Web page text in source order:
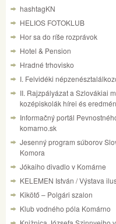
hashtagKN
HELIOS FOTOKLUB
Hor sa do ríše rozprávok
Hotel & Pension
Hradné trhovisko
I. Felvidéki
II. Rajzpályázat a Szlovákiai
kozépiskolák hírei és
Informačný portál
komarno.sk
Jesenný program súborov
Komora
Jókaiho divadlo v Komárne
KELEMEN István / Výstava
Kikötő – Polgári szalon
Klub vodného póla Komárno